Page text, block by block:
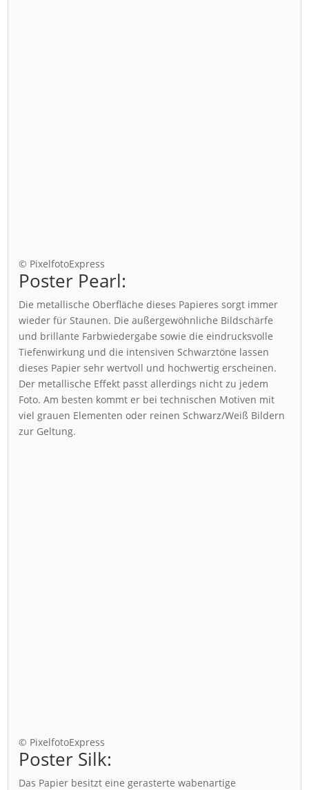
© PixelfotoExpress
Poster Pearl:
Die metallische Oberfläche dieses Papieres sorgt immer
wieder für Staunen. Die außergewöhnliche Bildschärfe
und brillante Farbwiedergabe sowie die eindrucksvolle
Tiefenwirkung und die intensiven Schwarztöne lassen
dieses Papier sehr wertvoll und hochwertig erscheinen.
Der metallische Effekt passt allerdings nicht zu jedem
Foto. Am besten kommt er bei technischen Motiven mit
viel grauen Elementen oder reinen Schwarz/Weiß Bildern
zur Geltung.
© PixelfotoExpress
Poster Silk:
Das Papier besitzt eine gerasterte wabenartige